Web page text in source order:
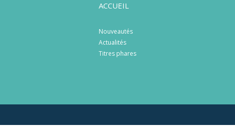
ACCUEIL
Nouveautés
Actualités
Titres phares